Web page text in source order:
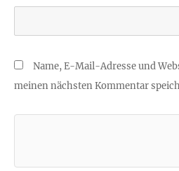
Name, E-Mail-Adresse und
meinen nächsten Kommentar